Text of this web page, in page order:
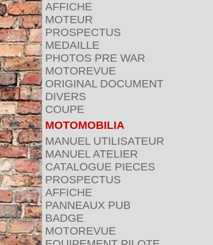
AFFICHE
MOTEUR
PROSPECTUS
MEDAILLE
PHOTOS PRE WAR
MOTOREVUE
ORIGINAL DOCUMENT
DIVERS
COUPE
MOTOMOBILIA
MANUEL UTILISATEUR
MANUEL ATELIER
CATALOGUE PIECES
PROSPECTUS
AFFICHE
PANNEAUX PUB
BADGE
MOTOREVUE